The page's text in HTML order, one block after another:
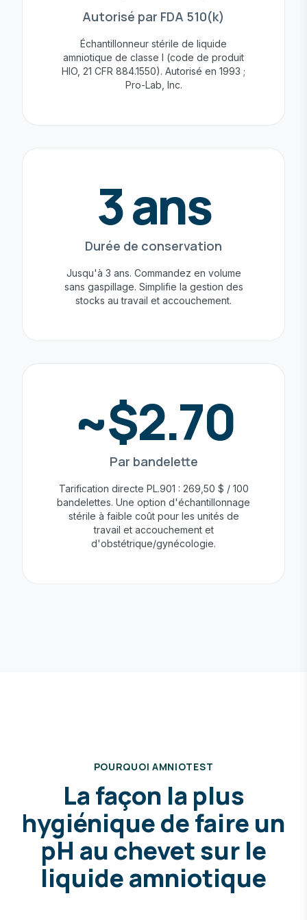
Autorisé par FDA 510(k)
Échantillonneur stérile de liquide
amniotique de classe I (code de produit
HIO, 21 CFR 884.1550). Autorisé en 1993 ;
Pro-Lab, Inc.
3 ans
Durée de conservation
Jusqu'à 3 ans. Commandez en volume
sans gaspillage. Simplifie la gestion des
stocks au travail et accouchement.
~$2.70
Par bandelette
Tarification directe PL.901 : 269,50 $ / 100
bandelettes. Une option d'échantillonnage
stérile à faible coût pour les unités de
travail et accouchement et
d'obstétrique/gynécologie.
POURQUOI AMNIOTEST
La façon la plus
hygiénique de faire un
pH au chevet sur le
liquide amniotique